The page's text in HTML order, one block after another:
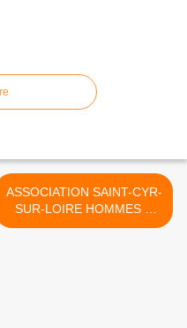
ASSOCIATION SAINT-CYR-
SUR-LOIRE HOMMES &
PATRIMOINE >